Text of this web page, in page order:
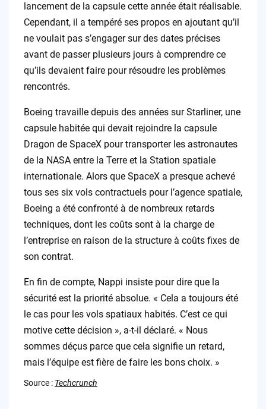
lancement de la capsule cette année était réalisable.
Cependant, il a tempéré ses propos en ajoutant qu’il
ne voulait pas s’engager sur des dates précises
avant de passer plusieurs jours à comprendre ce
qu’ils devaient faire pour résoudre les problèmes
rencontrés.
Boeing travaille depuis des années sur Starliner, une
capsule habitée qui devait rejoindre la capsule
Dragon de SpaceX pour transporter les astronautes
de la NASA entre la Terre et la Station spatiale
internationale. Alors que SpaceX a presque achevé
tous ses six vols contractuels pour l’agence spatiale,
Boeing a été confronté à de nombreux retards
techniques, dont les coûts sont à la charge de
l’entreprise en raison de la structure à coûts fixes de
son contrat.
En fin de compte, Nappi insiste pour dire que la
sécurité est la priorité absolue. « Cela a toujours été
le cas pour les vols spatiaux habités. C’est ce qui
motive cette décision », a-t-il déclaré. « Nous
sommes déçus parce que cela signifie un retard,
mais l’équipe est fière de faire les bons choix. »
Source : Techcrunch